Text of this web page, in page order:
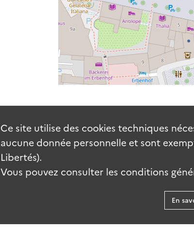
Ce site utilise des cookies techniques
aucune donnée personnelle et sont
Libertés).
Vous pouvez consulter les conditions
En